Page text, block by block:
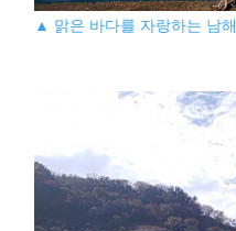
▲ 맑은 바다를 자랑하는 남해.